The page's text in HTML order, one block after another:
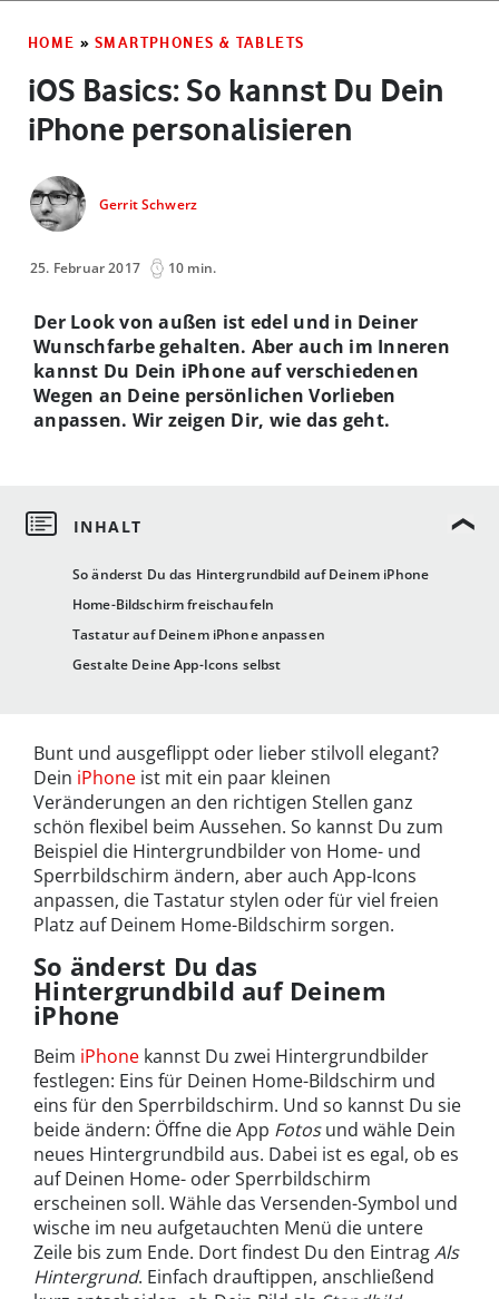
HOME » SMARTPHONES & TABLETS
iOS Basics: So kannst Du Dein
iPhone personalisieren
Gerrit Schwerz
25. Februar 2017 10 min.
So änderst Du das Hintergrundbild auf Deinem iPhone
Home-Bildschirm freischaufeln
Tastatur auf Deinem iPhone anpassen
Gestalte Deine App-Icons selbst
Der Look von außen ist edel und in Deiner
Wunschfarbe gehalten. Aber auch im Inneren
kannst Du Dein iPhone auf verschiedenen
Wegen an Deine persönlichen Vorlieben
anpassen. Wir zeigen Dir, wie das geht.
Bunt und ausgeflippt oder lieber stilvoll elegant?
Dein iPhone ist mit ein paar kleinen
Veränderungen an den richtigen Stellen ganz
schön flexibel beim Aussehen. So kannst Du zum
Beispiel die Hintergrundbilder von Home- und
Sperrbildschirm ändern, aber auch App-Icons
anpassen, die Tastatur stylen oder für viel freien
Platz auf Deinem Home-Bildschirm sorgen.
So änderst Du das
Hintergrundbild auf Deinem
iPhone
Beim iPhone kannst Du zwei Hintergrundbilder
festlegen: Eins für Deinen Home-Bildschirm und
eins für den Sperrbildschirm. Und so kannst Du sie
beide ändern: Öffne die App Fotosund wähle Dein
neues Hintergrundbild aus. Dabei ist es egal, ob es
auf Deinen Home- oder Sperrbildschirm
erscheinen soll. Wähle das Versenden-Symbol und
wische im neu aufgetauchten Menü die untere
Zeile bis zum Ende. Dort findest Du den EintragAls
Hintergrund. Einfach drauftippen, anschließend